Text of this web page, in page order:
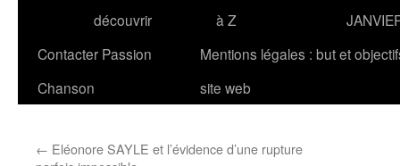
découvrir
à Z
Contacter Passion
Chanson
Mentions légales : but et
site web
← Eléonore SAYLE et l’évidence d’une rupture